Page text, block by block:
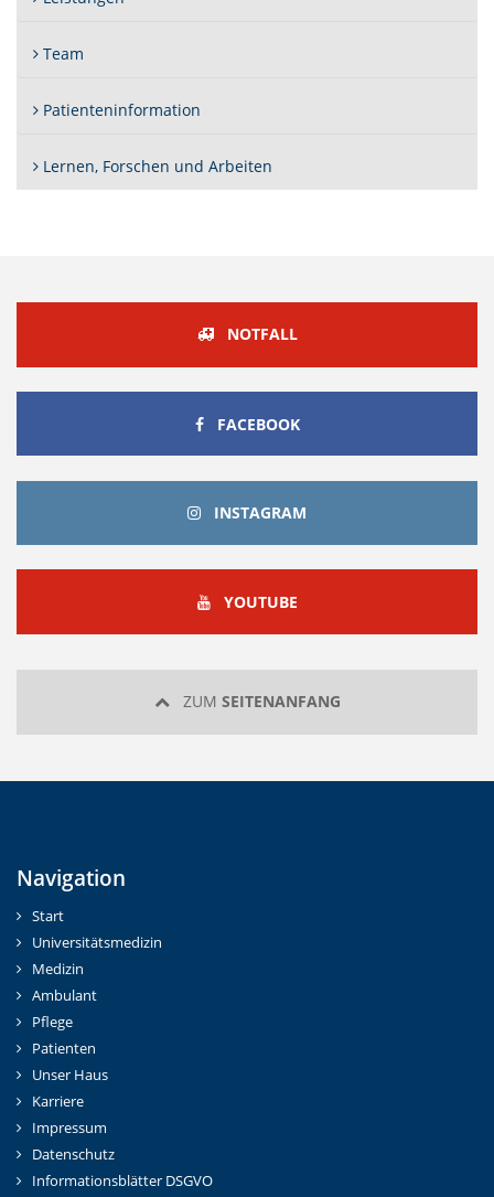
Team
Patienteninformation
Lernen, Forschen und Arbeiten
NOTFALL
FACEBOOKFACEBOOK
INSTAGRAM
YOUTUBEYOUTUBE
ZUM SEITENANFANG
Navigation
Start
Universitätsmedizin
Medizin
Ambulant
Pflege
Patienten
Unser Haus
Karriere
Impressum
Datenschutz
Informationsblätter DSGVO